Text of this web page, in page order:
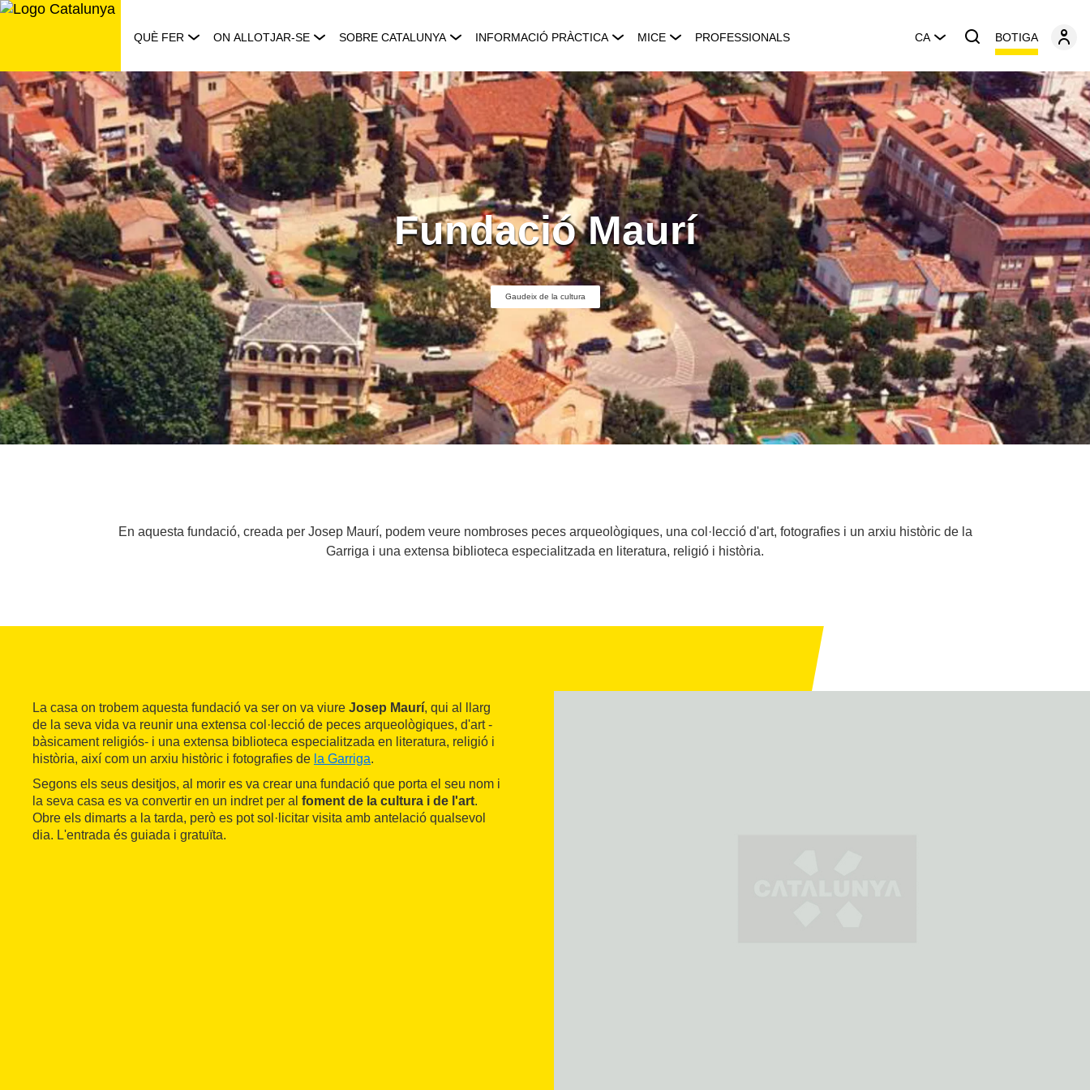
Saltar
QUÈ FER ON ALLOTJAR-SE SOBRE CATALUNYA INFORMACIÓ PRÀCTICA MICE PROFESSIONALS CA BOTIGA
Fundació Maurí
Gaudeix de la cultura
En aquesta fundació, creada per Josep Maurí, podem veure nombroses peces arqueològiques, una col·lecció d'art, fotografies i un arxiu històric de la
Garriga i una extensa biblioteca especialitzada en literatura, religió i història.
La casa on trobem aquesta fundació va ser on va viure Josep Maurí, qui al llarg
de la seva vida va reunir una extensa col·lecció de peces arqueològiques, d'art -
bàsicament religiós- i una extensa biblioteca especialitzada en literatura, religió i
història, així com un arxiu històric i fotografies de la Garriga.
Segons els seus desitjos, al morir es va crear una fundació que porta el seu nom i
la seva casa es va convertir en un indret per al foment de la cultura i de l'art.
Obre els dimarts a la tarda, però es pot sol·licitar visita amb antelació qualsevol
dia. L'entrada és guiada i gratuïta.